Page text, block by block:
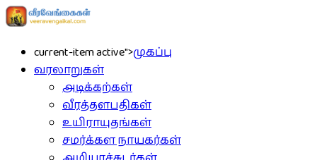
current-item active">முகப்பு
வரலாறுகள்
அடிக்கற்கள்
வீரத்தளபதிகள்
உயிராயுதங்கள்
சமர்க்கள நாயகர்கள்